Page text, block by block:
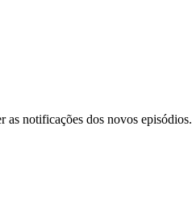
as notificações dos novos episódios.